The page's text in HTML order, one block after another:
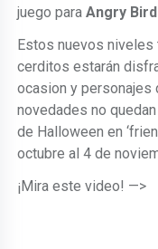
juego paraAngry
Estos nuevos niveles
cerditos estarán
ocasion y personajes
novedades no
de Halloween en
octubre al 4 de
¡Mira este video! —>